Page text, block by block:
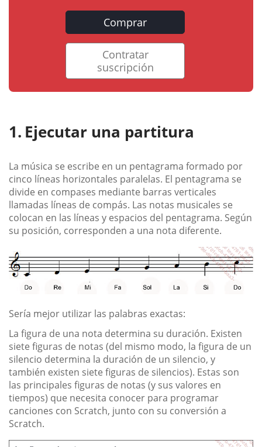
Comprar
Contratar
suscripción
Ejecutar una partitura
La música se escribe en un pentagrama formado por
cinco líneas horizontales paralelas. El pentagrama se
divide en compases mediante barras verticales
llamadas líneas de compás. Las notas musicales se
colocan en las líneas y espacios del pentagrama. Según
su posición, corresponden a una nota diferente.
Sería mejor utilizar las palabras exactas:
La figura de una nota determina su duración. Existen
siete figuras de notas (del mismo modo, la figura de un
silencio determina la duración de un silencio, y
también existen siete figuras de silencios). Estas son
las principales figuras de notas (y sus valores en
tiempos) que necesita conocer para programar
canciones con Scratch, junto con su conversión a
Scratch.